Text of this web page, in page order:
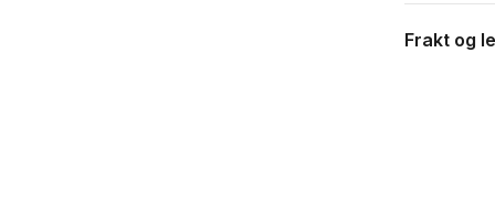
Frakt og